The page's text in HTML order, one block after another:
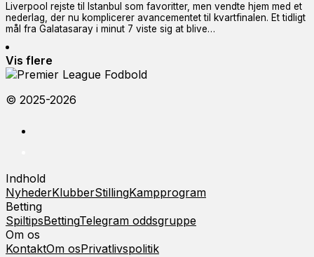
Liverpool rejste til Istanbul som favoritter, men vendte hjem med et
nederlag, der nu komplicerer avancementet til kvartfinalen. Et tidligt
mål fra Galatasaray i minut 7 viste sig at blive…
Vis flere
© 2025-2026
Indhold
NyhederKlubberStillingKampprogram
Betting
SpiltipsBettingTelegram oddsgruppe
Om os
KontaktOm osPrivatlivspolitik